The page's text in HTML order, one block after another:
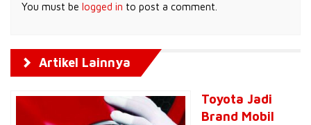
You must be logged in to post a comment.
Artikel Lainnya
Toyota Jadi
Brand Mobil